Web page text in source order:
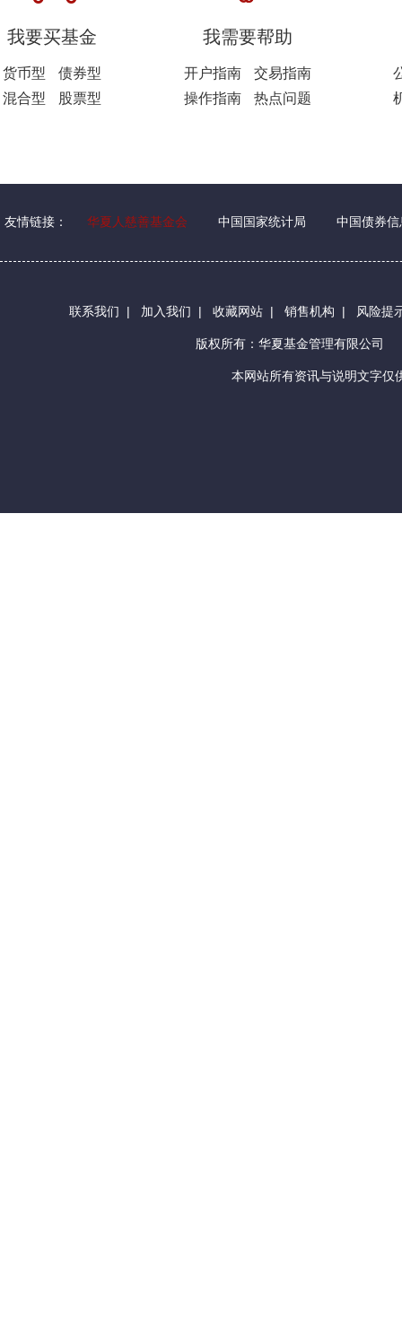
我要买基金
货币型
债券型
混合型
股票型
我需要帮助
开户指南
交易指南
操作指南
热点问题
友情链接： 华夏人慈善基金会 中国国家统计局 中国债券信
联系我们 | 加入我们 | 收藏网站 | 销售机构 | 风险提
版权所有：华夏基金管理有限公司
本网站所有资讯与说明文字仅